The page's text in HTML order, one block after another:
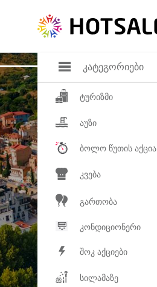
კატეგორიები
ტურიზმი
აუზი
ბოლო წუთის აქცია
კვება
გართობა
კონდიციონერი
შოკ აქციები
სილამაზე